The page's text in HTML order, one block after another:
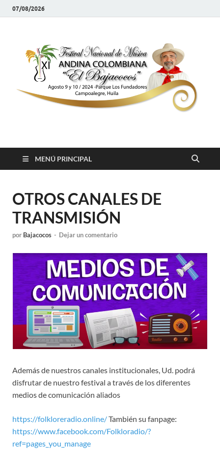
07/08/2026
Festival el Bajacocos
MENÚ PRINCIPAL
OTROS CANALES DE
TRANSMISIÓN
por Bajacocos - Dejar un comentario
Además de nuestros canales institucionales, Ud. podrá
disfrutar de nuestro festival a través de los diferentes
medios de comunicación aliados
https://folkloreradio.online/También su fanpage:
https://www.facebook.com/Folkloradio/?
ref=pages_you_manage